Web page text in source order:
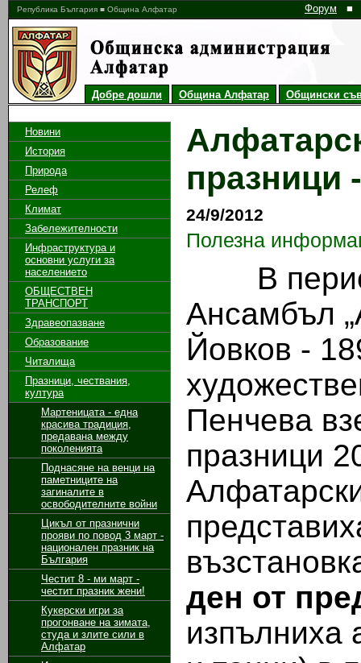
Република България ■ Община Алфатар Форум ■
Добре дошли Община Алфатар Общински
Новини
История
Природа
Релеф
Климат
Забележителности
Инфраструктура и
основни услуги за
населението
ОБЩЕСТВЕН
ТРАНСПОРТ
Здравеопазване
Образование
Читалища
Празници, чествания,
култура
Мартеницата - една
красива традиция,
предавана между
поколенията
Поднасяне на венци на
паметниците на
загиналите в
освободителните войни
Цикъл от празнични
прояви по повод 3 март -
национален празник на
България
Честит 8 - ми март -
честит празник жени!
Кукерски игри за
прогонване на зимата,
студа и злите сили в
Алфатар
празници
24/9/2012
Полезна
В
Ансамбъл
Йовков -
Пенчева
празници
ден от
изпълниха